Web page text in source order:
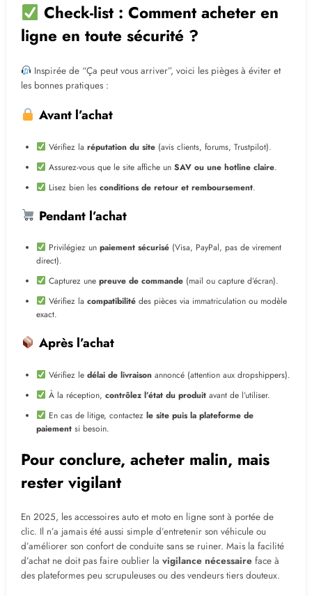
Check-list : Comment acheter en
ligne en toute sécurité ?
Inspirée de “Ça peut vous arriver”, voici les pièges à éviter et
les bonnes pratiques :
Avant l’achat
Vérifiez la réputation du site(avis clients, forums, Trustpilot).
Assurez-vous que le site affiche un SAV ou une hotline claire.
Lisez bien les conditions de retour et remboursement.
Pendant l’achat
Privilégiez un paiement sécurisé(Visa, PayPal, pas de virement
direct).
Capturez une preuve de commande(mail ou capture d’écran).
Vérifiez la compatibilitédes pièces via immatriculation ou modèle
exact.
Après l’achat
Vérifiez le délai de livraisonannoncé (attention aux dropshippers).
À la réception, contrôlez l’état du produitavant de l’utiliser.
En cas de litige, contactez le site puis la plateforme de
paiement si besoin.
Pour conclure, acheter malin, mais
rester vigilant
En 2025, les accessoires auto et moto en ligne sont à portée de
clic. Il n’a jamais été aussi simple d’entretenir son véhicule ou
d’améliorer son confort de conduite sans se ruiner. Mais la facilité
d’achat ne doit pas faire oublier la vigilance nécessaire face à
des plateformes peu scrupuleuses ou des vendeurs tiers douteux.